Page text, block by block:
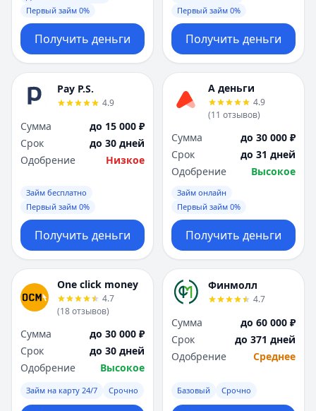
Первый займ 0%
Получить деньги
Первый займ 0%
Получить деньги
Pay P.S.
4.9
Сумма
до 15 000 ₽
Срок
до 30 дней
Одобрение
Низкое
Займ бесплатно
Первый займ 0%
Получить деньги
А деньги
4.9
(11 отзывов)
Сумма
до 30 000 ₽
Срок
до 31 дней
Одобрение
Высокое
Займ онлайн
Первый займ 0%
Получить деньги
One click money
4.7
(18отзывов)
Сумма
до 30 000 ₽
Срок
до 30 дней
Одобрение
Высокое
Займ на карту 24/7 Срочно
Финмолл
4.7
Сумма
до 60 000 ₽
Срок
до 371 дней
Одобрение
Среднее
Базовый Срочно